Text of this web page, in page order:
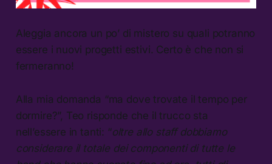
Aleggia ancora un po’ di mistero su quali potranno
essere i nuovi progetti estivi. Certo è che non si
fermeranno!
Alla mia domanda “ma dove trovate il tempo per
dormire?”, Teo risponde che il trucco sta
nell’essere in tanti: “oltre allo staff dobbiamo
considerare il totale dei componenti di tutte le